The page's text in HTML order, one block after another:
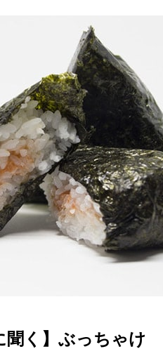
聞く】ぶっちゃけ